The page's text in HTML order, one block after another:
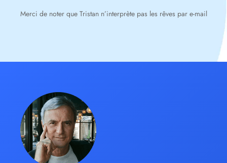
Merci de noter que Tristan n’interprète pas les rêves par e-mail